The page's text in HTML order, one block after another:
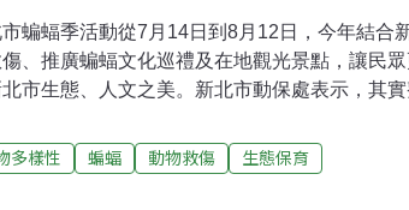
蝙蝠季活動從7月14日到8月12日，今年結合
、推廣蝙蝠文化巡禮及在地觀光景點，讓民
市生態、人文之美。新北市動保處表示，其
遠足農場等，都是賞蝠好去處。金山區遠足農
的葉鼻蝠，因鼻部外觀像葉子而得名，身長約
多樣性 蝙蝠 動物救傷 生態保育